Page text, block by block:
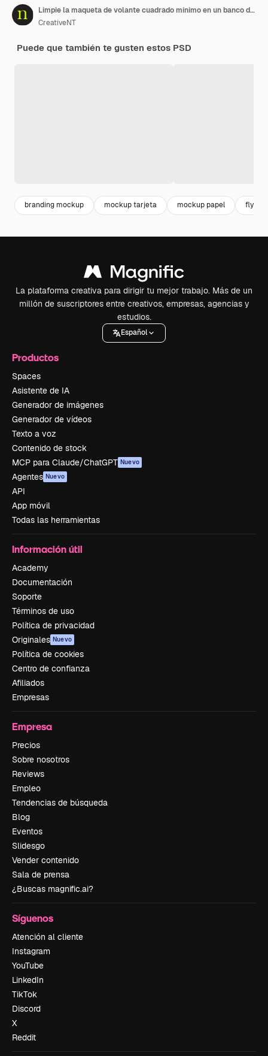
Limpie la maqueta de volante cuadrado mínimo en un banco de madera con fondo de coníferas
CreativeNT
Puede que también te gusten estos PSD
branding mockup mockup tarjeta mockup papel flyer
La plataforma creativa para dirigir tu mejor trabajo. Más de un
millón de suscriptores entre creativos, empresas, agencias y
estudios.
Español
Productos
Spaces
Asistente de IA
Generador de imágenes
Generador de vídeos
Texto a voz
Contenido de stock
MCP para Claude/ChatGPT Nuevo
Agentes Nuevo
API
App móvil
Todas las herramientas
Información útil
Academy
Documentación
Soporte
Términos de uso
Política de privacidad
Originales Nuevo
Política de cookies
Centro de confianza
Afiliados
Empresas
Empresa
Precios
Sobre nosotros
Reviews
Empleo
Tendencias de búsqueda
Blog
Eventos
Slidesgo
Vender contenido
Sala de prensa
¿Buscas magnific.ai?
Síguenos
Atención al cliente
Instagram
YouTube
LinkedIn
TikTok
Discord
X
Reddit